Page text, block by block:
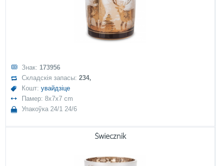
Знак: 173956
Складскія запасы:234,
Кошт:увайдзіце
Памер: 8x7x7 cm
Упакоўка 24/1 24/6
Świecznik